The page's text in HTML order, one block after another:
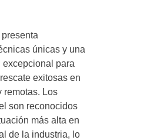
únicas y una
para
exitosas en
remotas. Los
son reconocidos
más alta en
de la industria, lo